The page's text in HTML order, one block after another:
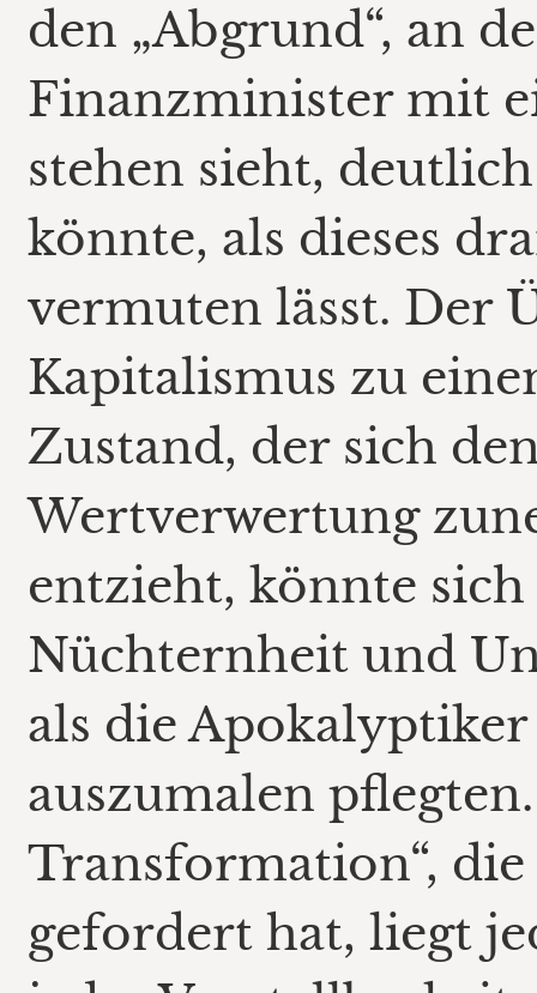
den „Abgrund“, an
Finanzminister mit
stehen sieht,
könnte, als dieses
vermuten lässt. Der
Kapitalismus zu
Zustand, der sich
Wertverwertung
entzieht, könnte
Nüchternheit und
als die
auszumalen
Transformation“,
gefordert hat, liegt